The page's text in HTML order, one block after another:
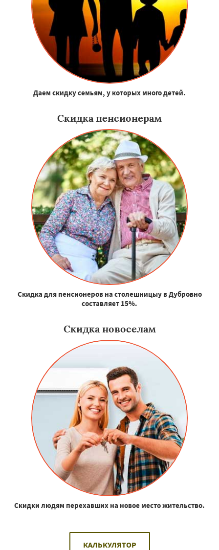
Даем скидку семьям, у которых много детей.
Скидка пенсионерам
Скидка для пенсионеров на столешницыу в Дубровно
составляет 15%.
Скидка новоселам
Скидки людям перехавших на новое место жительство.
КАЛЬКУЛЯТОР